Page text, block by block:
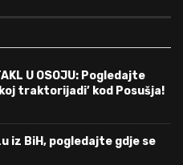
U OSOJU: Pogledajte
traktorijadi’ kod Posušja!
iz BiH, pogledajte gdje se